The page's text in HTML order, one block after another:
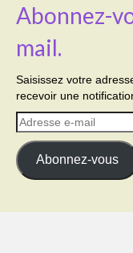
Abonnez-
mail.
Saisissez votre
recevoir une
Adresse
e-
mail
Abonnez-vous